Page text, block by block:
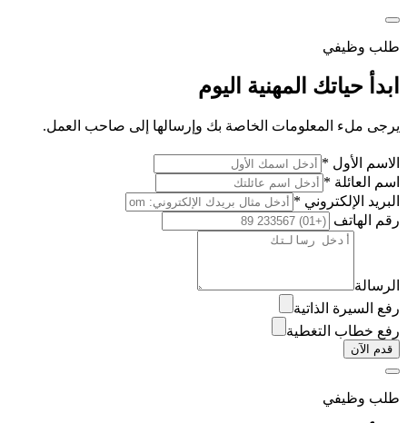
طلب وظيفي
ابدأ حياتك المهنية اليوم
يرجى ملء المعلومات الخاصة بك وإرسالها إلى صاحب العمل.
الاسم الأول *
اسم العائلة *
البريد الإلكتروني *
رقم الهاتف
الرسالة
رفع السيرة الذاتية
رفع خطاب التغطية
قدم الآن
طلب وظيفي